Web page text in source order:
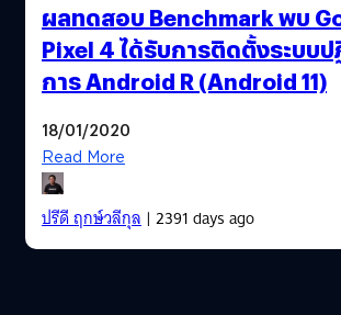
ผลทดสอบ Benchmark พบ
Pixel 4 ได้รับการติดตั้งระบบ
การ Android R (Android 11)
18/01/2020
Read More
ปรีดี ฤกษ์วลีกุล| 2391 days ago